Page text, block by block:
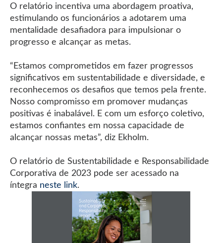
O relatório incentiva uma abordagem proativa,
estimulando os funcionários a adotarem uma
mentalidade desafiadora para impulsionar o
progresso e alcançar as metas.
“Estamos comprometidos em fazer progressos
significativos em sustentabilidade e diversidade, e
reconhecemos os desafios que temos pela frente.
Nosso compromisso em promover mudanças
positivas é inabalável. E com um esforço coletivo,
estamos confiantes em nossa capacidade de
alcançar nossas metas”, diz Ekholm.
O relatório de Sustentabilidade e Responsabilidade
Corporativa de 2023 pode ser acessado na
íntegra neste link.